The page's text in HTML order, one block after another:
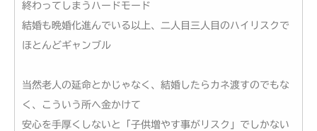
終わってしまうハードモード
結婚も晩婚化進んでいる以上、二人目三人目のハイリスクで
ほとんどギャンブル
当然老人の延命とかじゃなく、結婚したらカネ渡すのでもな
く、こういう所へ金かけて
安心を手厚くしないと「子供増やす事がリスク」でしかない